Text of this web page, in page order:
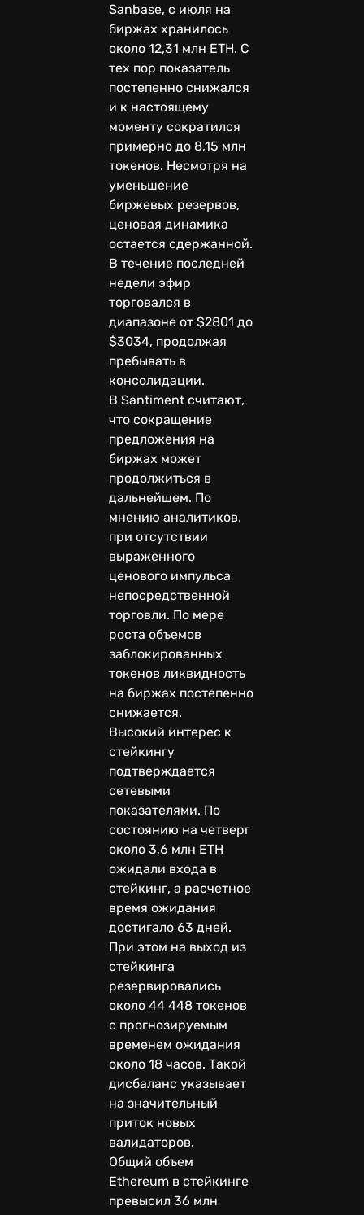
Sanbase, с июля на
биржах хранилось
около 12,31 млн ETH. С
тех пор показатель
постепенно снижался
и к настоящему
моменту сократился
примерно до 8,15 млн
токенов. Несмотря на
уменьшение
биржевых резервов,
ценовая динамика
остается сдержанной.
В течение последней
недели эфир
торговался в
диапазоне от $2801 до
$3034, продолжая
пребывать в
консолидации.
В Santiment считают,
что сокращение
предложения на
биржах может
продолжиться в
дальнейшем. По
мнению аналитиков,
при отсутствии
выраженного
ценового импульса
непосредственной
торговли. По мере
роста объемов
заблокированных
токенов ликвидность
на биржах постепенно
снижается.
Высокий интерес к
стейкингу
подтверждается
сетевыми
показателями. По
состоянию на четверг
около 3,6 млн ETH
ожидали входа в
стейкинг, а расчетное
время ожидания
достигало 63 дней.
При этом на выход из
стейкинга
резервировались
около 44 448 токенов
с прогнозируемым
временем ожидания
около 18 часов. Такой
дисбаланс указывает
на значительный
приток новых
валидаторов.
Общий объем
Ethereum в стейкинге
превысил 36 млн